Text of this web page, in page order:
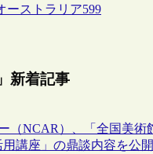
ーストラリア599
新着記事
（NCAR）、「全国美術
講座」の鼎談内容を公開